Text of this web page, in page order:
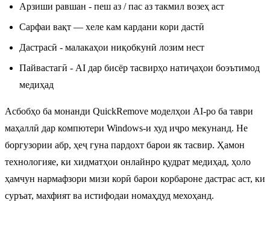
Арзиши равшан - пеш аз / пас аз такмил возеҳ аст
Сарфаи вақт — хеле кам кардани кори дастӣ
Дастрасӣ - малакаҳои ниқобкунӣ лозим нест
Пайвастагӣ - AI дар бисёр тасвирҳо натиҷаҳои боэътимод
медиҳад
Асбобҳо ба монанди QuickRemove моделҳои AI-ро ба таври
маҳаллӣ дар компютери Windows-и худ иҷро мекунанд. Не
боргузории абр, ҳеҷ гуна пардохт барои як тасвир. Ҳамон
технологияе, ки хидматҳои онлайнро қудрат медиҳад, ҳоло
ҳамчун нармафзори мизи корӣ барои корбароне дастрас аст, ки
суръат, махфият ва истифодаи номаҳдуд мехоҳанд.